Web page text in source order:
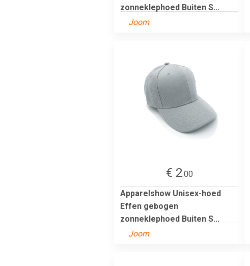
zonneklephoed Buiten S...
Joom
€ 2.00
Apparelshow Unisex-hoed
Effen gebogen
zonneklephoed Buiten S...
Joom